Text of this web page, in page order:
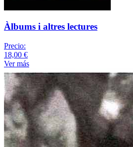
Àlbums i altres lectures
Precio:
18,00 €
Ver más